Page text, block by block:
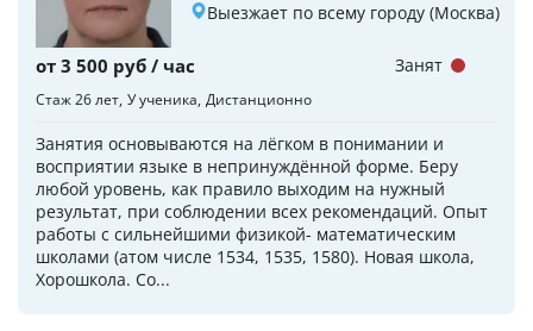
Выезжает по всему городу (Москва)
от 3 500 руб / час
Стаж 26 лет У ученика Дистанционно
Занятия основываются на лёгком в понимании и
восприятии языке в непринуждённой форме. Беру
любой уровень, как правило выходим на нужный
результат, при соблюдении всех рекомендаций. Опыт
работы с сильнейшими физикой- математическим
школами (атом числе 1534, 1535, 1580). Новая школа,
Хорошкола. Со...
Занят